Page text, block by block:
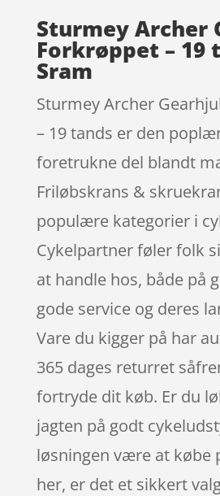
Sturmey Archer
Forkrøppet – 19
Sram
Sturmey Archer
– 19 tands er den
foretrukne del blandt
Friløbskrans &
populære kategorier i
Cykelpartner føler folk
at handle hos, både på
gode service og deres
Vare du kigger på har
365 dages returret
fortryde dit køb. Er du
jagten på godt
løsningen være at købe
her, er det et sikkert